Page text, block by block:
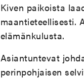
Kiven paikoista
maantieteellisesti.
elämänkulusta.
Asiantuntevat
perinpohjaisen